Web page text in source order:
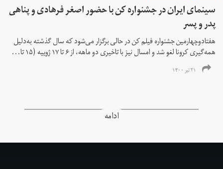
سینمای ایران در جشنواره کن با حضور اصغر فرهادی و پناهی
پدر و پسر
هفتادوچهارمین جشنواره فیلم کن در حالی برگزار می‌شود که سال گذشته به‌دلیل
همه‌گیری کرونا لغو شد و امسال نیز با تاخیری دو ماهه، از ۶ تا ۱۷ ژوییه (۱۵ تا...
۲۱ تیر ۱۴۰۰
ادامه